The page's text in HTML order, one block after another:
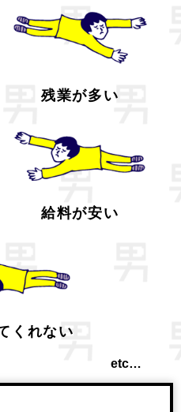
残業が多い
給料が安い
くれない
etc…